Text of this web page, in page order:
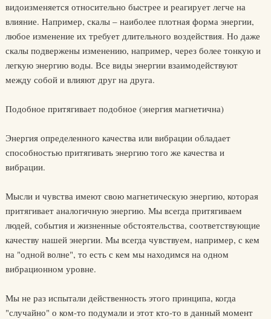
видоизменяется относительно быстрее и реагирует легче на
влияние. Например, скалы – наиболее плотная форма энергии,
любое изменение их требует длительного воздействия. Но даже
скалы подвержены изменению, например, через более тонкую и
легкую энергию воды. Все виды энергии взаимодействуют
между собой и влияют друг на друга.
Подобное притягивает подобное (энергия магнетична)
Энергия определенного качества или вибрации обладает
способностью притягивать энергию того же качества и
вибрации.
Мысли и чувства имеют свою магнетическую энергию, которая
притягивает аналогичную энергию. Мы всегда притягиваем
людей, события и жизненные обстоятельства, соответствующие
качеству нашей энергии. Мы всегда чувствуем, например, с кем
на "одной волне", то есть с кем мы находимся на одном
вибрационном уровне.
Мы не раз испытали действенность этого принципа, когда
"случайно" о ком-то подумали и этот кто-то в данный момент